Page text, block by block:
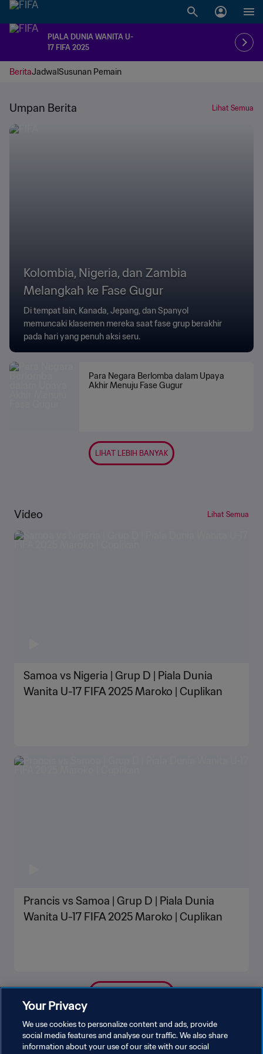
PIALA DUNIA WANITA U-
17 FIFA 2025
BeritaJadwalSusunan Pemain
Umpan Berita Lihat Semua
Kolombia, Nigeria, dan Zambia
Melangkah ke Fase Gugur
Di tempat lain, Kanada, Jepang, dan Spanyol
memuncaki klasemen mereka saat fase grup berakhir
pada hari yang penuh aksi seru.
Para Negara Berlomba dalam Upaya
Akhir Menuju Fase Gugur
LIHAT LEBIH BANYAK
Video Lihat Semua
Samoa vs Nigeria | Grup D | Piala Dunia
Wanita U-17 FIFA 2025 Maroko | Cuplikan
Prancis vs Samoa | Grup D | Piala Dunia
Wanita U-17 FIFA 2025 Maroko | Cuplikan
Your Privacy
We use cookies to personalize content and ads, provide
social media features and analyse our traffic. We also share
information about your use of our site with our social